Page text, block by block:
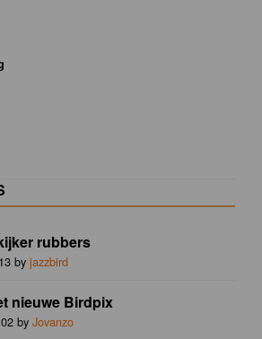
rubbers
by jazzbird
nieuwe Birdpix
by Jovanzo